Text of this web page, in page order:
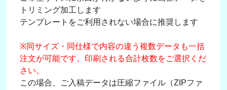
トリミング加工します
テンプレートをご利用されない場合に推奨します
※同サイズ・同仕様で内容の違う複数データも一括
注文が可能です。印刷される合計枚数をご選択くだ
さい。
この場合、ご入稿データは圧縮ファイル（ZIPファ